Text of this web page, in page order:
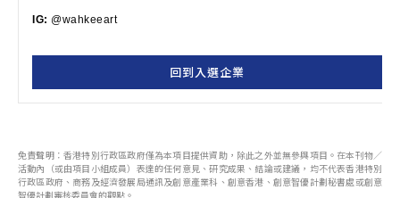
IG: @wahkeeart
回到入選企業
免責聲明：香港特別行政區政府僅為本項目提供資助，除此之外並無參與項目。在本刊物／
活動內（或由項目小組成員）表達的任何意見、研究成果、結論或建議，均不代表香港特別
行政區政府、商務及經濟發展局通訊及創意產業科、創意香港、創意智優計劃秘書處或創意
智優計劃審核委員會的觀點。